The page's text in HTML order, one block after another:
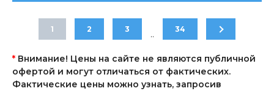
1 2 3 .. 34
* Внимание! Цены на сайте не являются публичной
офертой и могут отличаться от фактических.
Фактические цены можно узнать, запросив